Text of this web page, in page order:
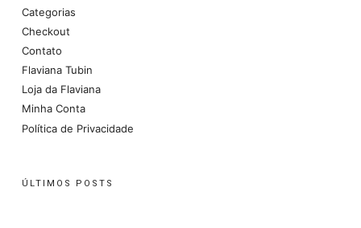
Categorias
Checkout
Contato
Flaviana Tubin
Loja da Flaviana
Minha Conta
Política de Privacidade
ÚLTIMOS POSTS